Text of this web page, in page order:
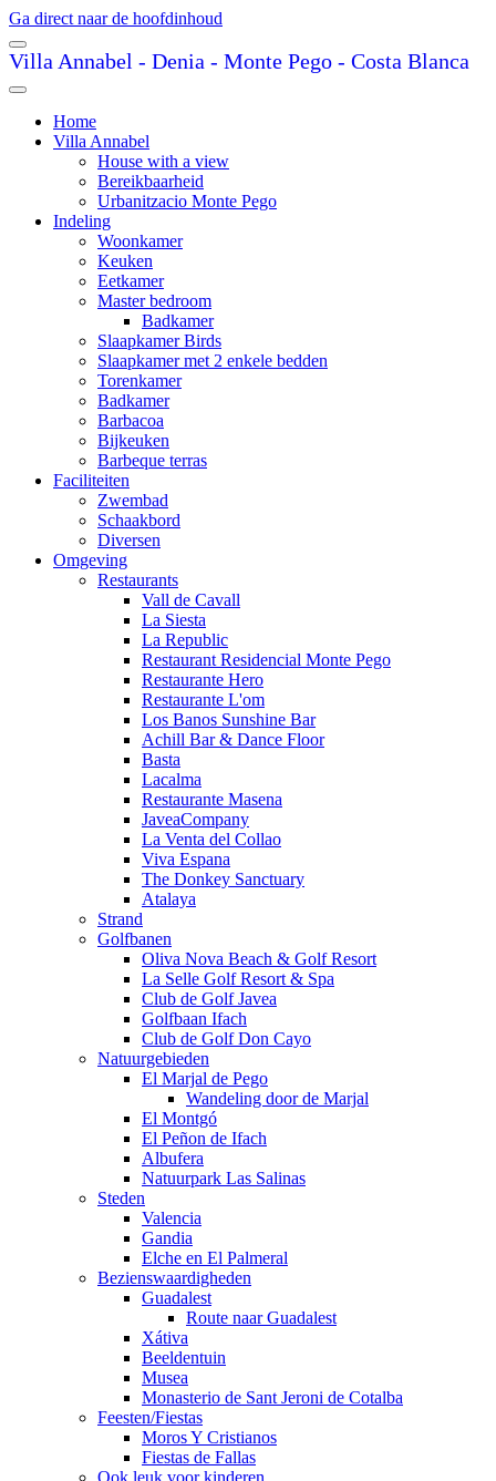
Ga direct naar de hoofdinhoud
Villa Annabel - Denia - Monte Pego - Costa Blanca
Home
Villa Annabel
House with a view
Bereikbaarheid
Urbanitzacio Monte Pego
Indeling
Woonkamer
Keuken
Eetkamer
Master bedroom
Badkamer
Slaapkamer Birds
Slaapkamer met 2 enkele bedden
Torenkamer
Badkamer
Barbacoa
Bijkeuken
Barbeque terras
Faciliteiten
Zwembad
Schaakbord
Diversen
Omgeving
Restaurants
Vall de Cavall
La Siesta
La Republic
Restaurant Residencial Monte Pego
Restaurante Hero
Restaurante L'om
Los Banos Sunshine Bar
Achill Bar & Dance Floor
Basta
Lacalma
Restaurante Masena
JaveaCompany
La Venta del Collao
Viva Espana
The Donkey Sanctuary
Atalaya
Strand
Golfbanen
Oliva Nova Beach & Golf Resort
La Selle Golf Resort & Spa
Club de Golf Javea
Golfbaan Ifach
Club de Golf Don Cayo
Natuurgebieden
El Marjal de Pego
Wandeling door de Marjal
El Montgó
El Peñon de Ifach
Albufera
Natuurpark Las Salinas
Steden
Valencia
Gandia
Elche en El Palmeral
Bezienswaardigheden
Guadalest
Route naar Guadalest
Xátiva
Beeldentuin
Musea
Monasterio de Sant Jeroni de Cotalba
Feesten/Fiestas
Moros Y Cristianos
Fiestas de Fallas
Ook leuk voor kinderen